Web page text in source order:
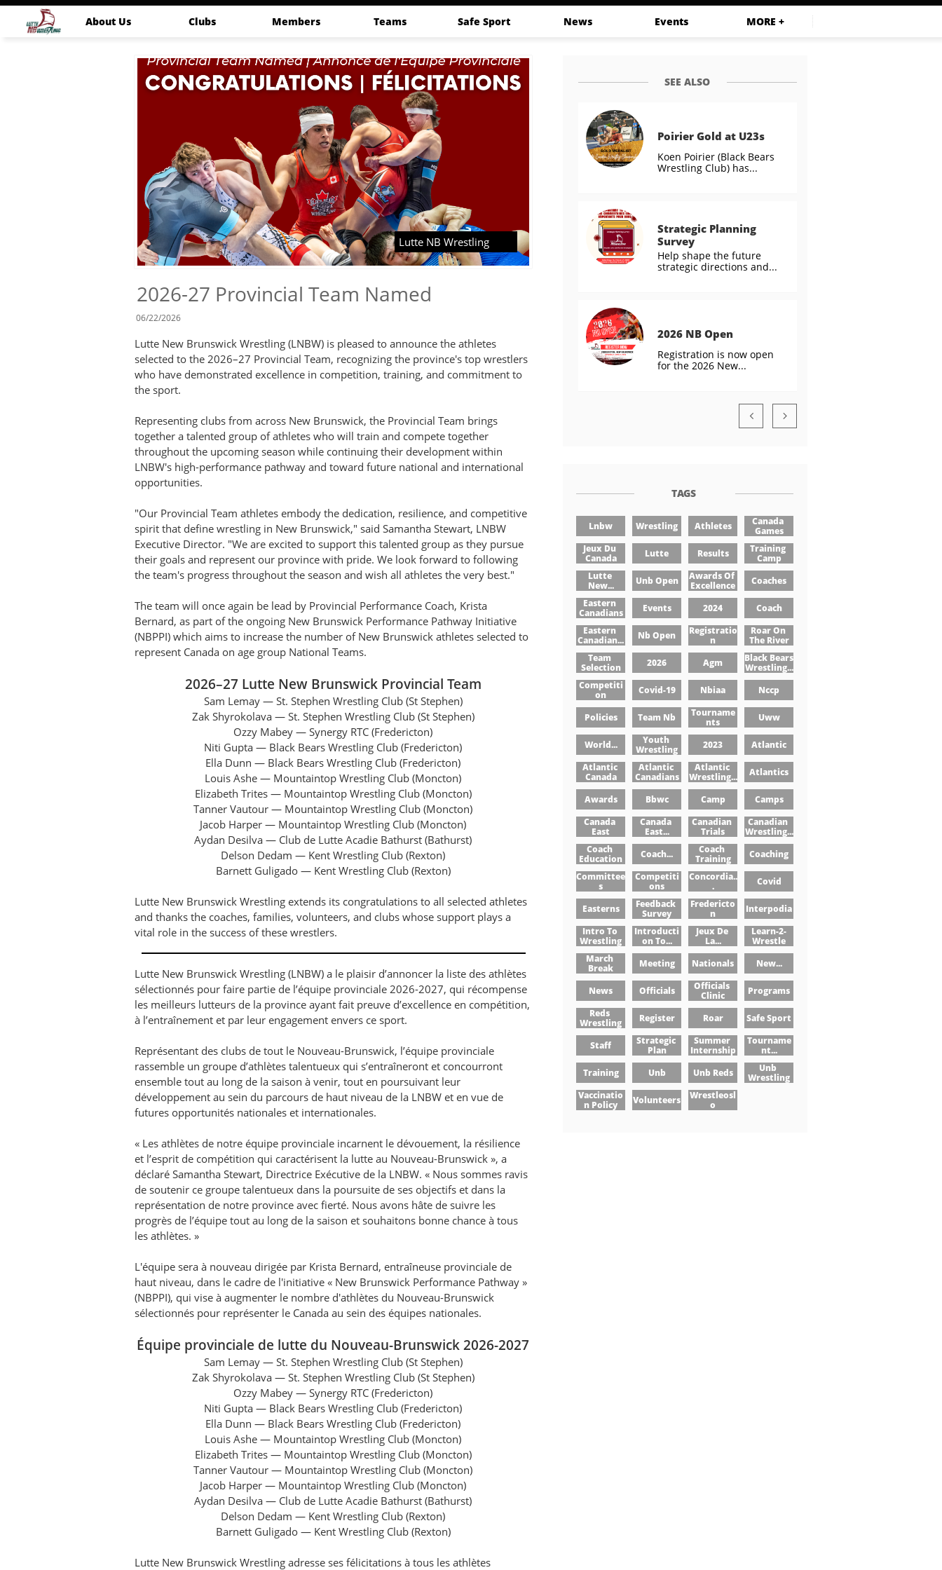
About Us Clubs Members Teams Safe Sport News Events MORE +
Lutte New Brunswick Wrestling (LNBW) is pleased to announce the athletes
selected to the 2026–27 Provincial Team, recognizing the province's top wrestlers
who have demonstrated excellence in competition, training, and commitment to
the sport.
Representing clubs from across New Brunswick, the Provincial Team brings
together a talented group of athletes who will train and compete together
throughout the upcoming season while continuing their development within
LNBW's high-performance pathway and toward future national and international
opportunities.
"Our Provincial Team athletes embody the dedication, resilience, and competitive
spirit that define wrestling in New Brunswick," said Samantha Stewart, LNBW
Executive Director. "We are excited to support this talented group as they pursue
their goals and represent our province with pride. We look forward to following
the team's progress throughout the season and wish all athletes the very best."
The team will once again be lead by Provincial Performance Coach, Krista
Bernard, as part of the ongoing New Brunswick Performance Pathway Initiative
(NBPPI) which aims to increase the number of New Brunswick athletes selected to
represent Canada on age group National Teams.
2026–27 Lutte New Brunswick Provincial Team
Sam Lemay — St. Stephen Wrestling Club (St Stephen)
Zak Shyrokolava — St. Stephen Wrestling Club (St Stephen)
Ozzy Mabey — Synergy RTC (Fredericton)
Niti Gupta — Black Bears Wrestling Club (Fredericton)
Ella Dunn — Black Bears Wrestling Club (Fredericton)
Louis Ashe — Mountaintop Wrestling Club (Moncton)
Elizabeth Trites — Mountaintop Wrestling Club (Moncton)
Tanner Vautour — Mountaintop Wrestling Club (Moncton)
Jacob Harper — Mountaintop Wrestling Club (Moncton)
Aydan Desilva — Club de Lutte Acadie Bathurst (Bathurst)
Delson Dedam — Kent Wrestling Club (Rexton)
Barnett Guligado — Kent Wrestling Club (Rexton)
Lutte New Brunswick Wrestling extends its congratulations to all selected athletes
and thanks the coaches, families, volunteers, and clubs whose support plays a
vital role in the success of these wrestlers.
Lutte New Brunswick Wrestling (LNBW) a le plaisir d’annoncer la liste des athlètes
sélectionnés pour faire partie de l’équipe provinciale 2026-2027, qui récompense
les meilleurs lutteurs de la province ayant fait preuve d’excellence en compétition,
à l’entraînement et par leur engagement envers ce sport.
Représentant des clubs de tout le Nouveau-Brunswick, l’équipe provinciale
rassemble un groupe d’athlètes talentueux qui s’entraîneront et concourront
ensemble tout au long de la saison à venir, tout en poursuivant leur
développement au sein du parcours de haut niveau de la LNBW et en vue de
futures opportunités nationales et internationales.
« Les athlètes de notre équipe provinciale incarnent le dévouement, la résilience
et l’esprit de compétition qui caractérisent la lutte au Nouveau-Brunswick », a
déclaré Samantha Stewart, Directrice Exécutive de la LNBW. « Nous sommes ravis
de soutenir ce groupe talentueux dans la poursuite de ses objectifs et dans la
représentation de notre province avec fierté. Nous avons hâte de suivre les
progrès de l’équipe tout au long de la saison et souhaitons bonne chance à tous
les athlètes. »
L'équipe sera à nouveau dirigée par Krista Bernard, entraîneuse provinciale de
haut niveau, dans le cadre de l'initiative « New Brunswick Performance Pathway »
(NBPPI), qui vise à augmenter le nombre d'athlètes du Nouveau-Brunswick
sélectionnés pour représenter le Canada au sein des équipes nationales.
Équipe provinciale de lutte du Nouveau-Brunswick 2026-2027
Sam Lemay — St. Stephen Wrestling Club (St Stephen)
Zak Shyrokolava — St. Stephen Wrestling Club (St Stephen)
Ozzy Mabey — Synergy RTC (Fredericton)
Niti Gupta — Black Bears Wrestling Club (Fredericton)
Ella Dunn — Black Bears Wrestling Club (Fredericton)
Louis Ashe — Mountaintop Wrestling Club (Moncton)
Elizabeth Trites — Mountaintop Wrestling Club (Moncton)
Tanner Vautour — Mountaintop Wrestling Club (Moncton)
Jacob Harper — Mountaintop Wrestling Club (Moncton)
Aydan Desilva — Club de Lutte Acadie Bathurst (Bathurst)
Delson Dedam — Kent Wrestling Club (Rexton)
Barnett Guligado — Kent Wrestling Club (Rexton)
Lutte New Brunswick Wrestling adresse ses félicitations à tous les athlètes
2026-27 Provincial Team Named
Lutte NB Wrestling
Poirier Gold at U23s
Koen Poirier (Black Bears
Wrestling Club) has...
Strategic Planning
Survey
Help shape the future
strategic directions and...
2026 NB Open
Registration is now open
for the 2026 New...
SEE ALSO
 
Lnbw Wrestling Athletes
Canada
Games
Jeux Du
Canada
Lutte Results
Training
Camp
Lutte
New...
Unb Open
Awards Of
Excellence
Coaches
Eastern
Canadians
Events 2024
Coach
Eastern
Canadian...
Nb Open
Registratio
N
Roar On
The River
Team
Selection
2026 Agm
Black Bears
Wrestling...
Competiti
On
Covid-19 Nbiaa Nccp
Policies Team Nb
Tourname
Nts
Uww
World...
Youth
Wrestling
2023
Atlantic
Atlantic
Canada
Atlantic
Canadians
Atlantic
Wrestling...
Atlantics
Awards Bbwc Camp
Camps
Canada
East
Canada
East...
Canadian
Trials
Canadian
Wrestling...
Coach
Education
Coach...
Coach
Training
Coaching
Committee
S
Competiti
Ons
Concordia..
.
Covid
Easterns
Feedback
Survey
Fredericto
N
Interpodia
Intro To
Wrestling
Introducti
On To...
Jeux De
La...
Learn-2-
Wrestle
March
Break
Meeting Nationals New...
News Officials
Officials
Clinic
Programs
Reds
Wrestling
Register Roar Safe Sport
Staff
Strategic
Plan
Summer
Internship
Tourname
Nt...
Training
Unb Unb Reds
Unb
Wrestling
Vaccinatio
N Policy
Volunteers
Wrestleosl
O
TAGS
06/22/2026